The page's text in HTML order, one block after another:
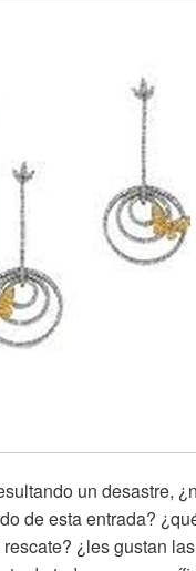
un desastre,
de esta entrada?
¿les gustan las